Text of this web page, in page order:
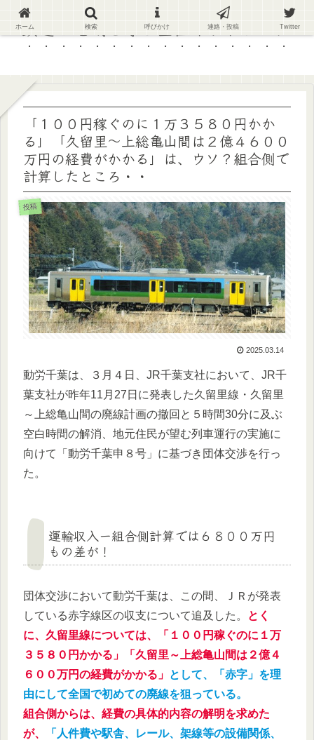
鉄道と地域を守る全国ネットワーク
「１００円稼ぐのに１万３５８０円かか
る」「久留里～上総亀山間は２億４６００
万円の経費がかかる」は、ウソ？組合側で
計算したところ・・
投稿
2025.03.14
動労千葉は、３月４日、JR千葉支社において、JR千
葉支社が昨年11月27日に発表した久留里線・久留里
～上総亀山間の廃線計画の撤回と５時間30分に及ぶ
空白時間の解消、地元住民が望む列車運行の実施に
向けて「動労千葉申８号」に基づき団体交渉を行っ
た。
運輸収入ー組合側計算では６８００万円
もの差が！
団体交渉において動労千葉は、この間、ＪＲが発表
している赤字線区の収支について追及した。
とく
に、久留里線については、「１００円稼ぐのに１万
３５８０円かかる」「久留里～上総亀山間は２億４
６００万円の経費がかかる」 として、「赤字」を理
由にして全国で初めての廃線を狙っている。
組合側からは、経費の具体的内容の解明を求めた
が、
「人件費や駅舎、レール、架線等の設備関係、
ホーム 検索 呼びかけ 連絡・投稿 Twitter